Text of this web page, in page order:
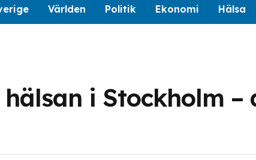
Världen Politik Ekonomi Hälsa
i Stockholm –